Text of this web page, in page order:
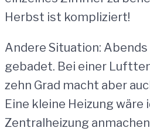
Herbst ist kompliziert!
Andere Situation:
gebadet. Bei einer
zehn Grad macht aber
Eine kleine Heizung wäre
Zentralheizung